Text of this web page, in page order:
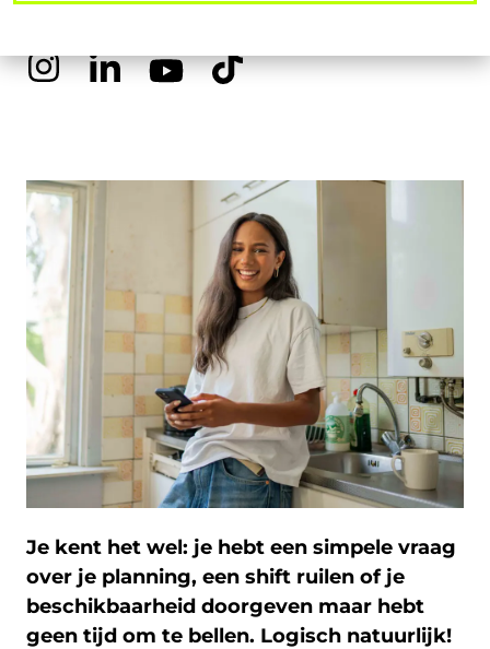
Je kent het wel: je hebt een simpele vraag
over je planning, een shift ruilen of je
beschikbaarheid doorgeven maar hebt
geen tijd om te bellen. Logisch natuurlijk!